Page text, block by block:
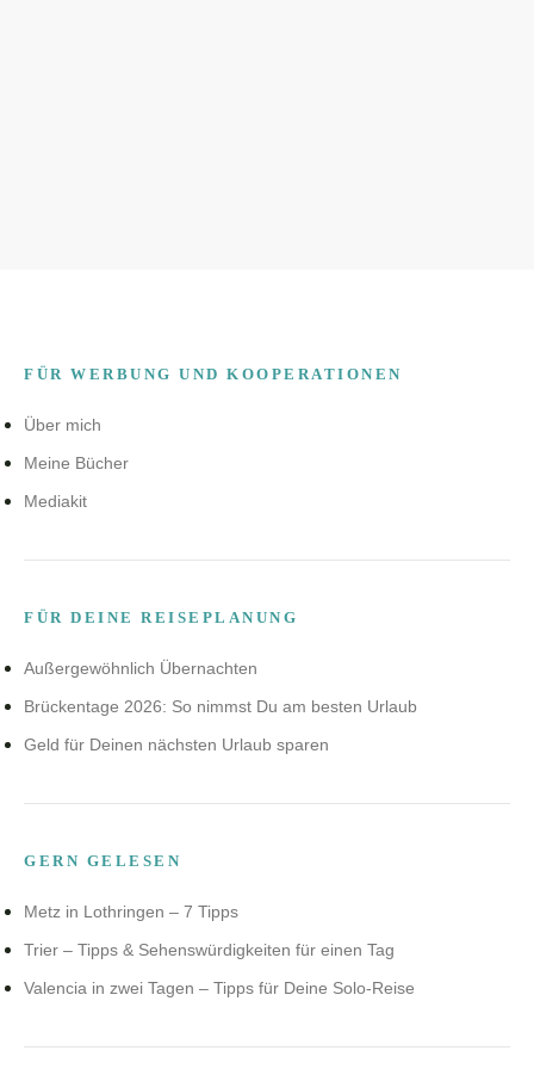
FÜR WERBUNG UND KOOPERATIONEN
Über mich
Meine Bücher
Mediakit
FÜR DEINE REISEPLANUNG
Außergewöhnlich Übernachten
Brückentage 2026: So nimmst Du am besten Urlaub
Geld für Deinen nächsten Urlaub sparen
GERN GELESEN
Metz in Lothringen – 7 Tipps
Trier – Tipps & Sehenswürdigkeiten für einen Tag
Valencia in zwei Tagen – Tipps für Deine Solo-Reise